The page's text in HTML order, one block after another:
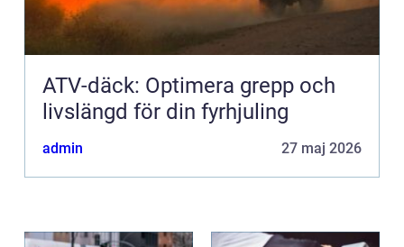
ATV-däck: Optimera grepp och
livslängd för din fyrhjuling
admin 27 maj 2026